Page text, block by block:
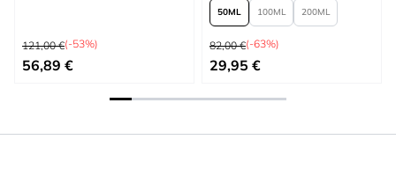
Precio habitual
121,00 €(-53%)
Precio especial
56,89 €
50 100 200
Precio habitual
82,00 €(-63%)
Tan bajo como
29,95 €